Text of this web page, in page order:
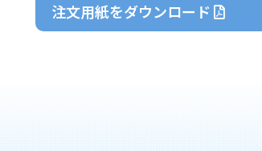
注文用紙をダウンロード